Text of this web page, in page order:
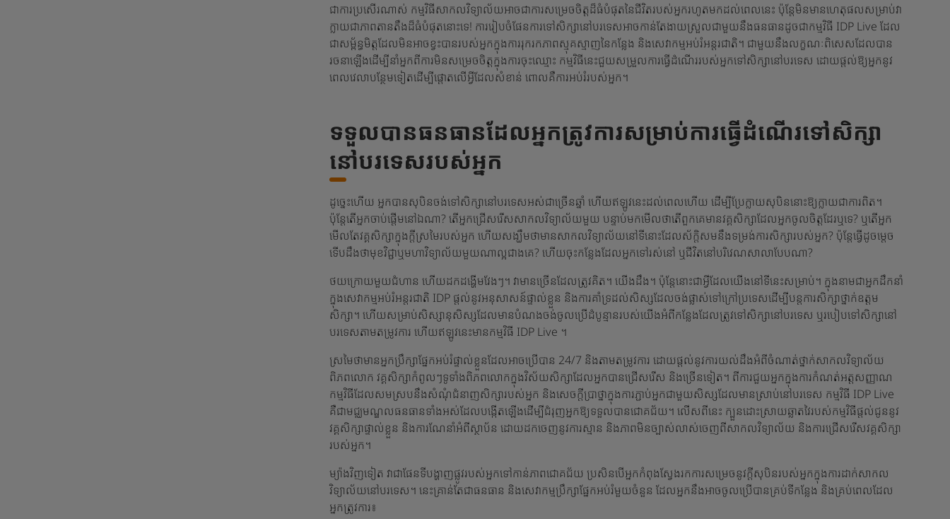
ជាការប្រសើរណាស់ កម្មវិធីសាកលវិទ្យាល័យអាចជាការសម្រេចចិត្តដ៏ធំបំផុតនៃជីវិតរបស់អ្នករហូតមកដល់ពេលនេះ ប៉ុន្តែមិនមានហេតុផលសម្រាប់វា
ក្លាយជាភាពតានតឹងដ៏ធំបំផុតនោះទេ! ការរៀបចំផែនការទៅសិក្សានៅបរទេសអាចកាន់តែងាយស្រួលជាមួយនឹងធនធានដូចជាកម្មវិធី IDP Live ដែល
ជាសម្ព័ន្ធមិត្តដែលមិនអាចខ្វះបានរបស់អ្នកក្នុងការរុករកភាពស្មុគស្មាញនៃកន្លែង និងសេវាកម្មអប់រំអន្តរជាតិ។ ជាមួយនឹងលក្ខណៈពិសេសដែលបាន
រចនាឡើងដើម្បីនាំអ្នកពីការមិនសម្រេចចិត្តក្នុងការចុះឈ្មោះ កម្មវិធីនេះជួយសម្រួលការធ្វើដំណើររបស់អ្នកទៅសិក្សានៅបរទេស ដោយផ្តល់ឱ្យអ្នកនូវ
ពេលវេលាបន្ថែមទៀតដើម្បីផ្តោតលើអ្វីដែលសំខាន់ ពោលគឺការអប់រំរបស់អ្នក។
ទទួលបានធនធានដែលអ្នកត្រូវការសម្រាប់ការធ្វើដំណើរទៅសិក្សា
នៅបរទេសរបស់អ្នក
ដូច្នេះហើយ អ្នកបានសុបិនចង់ទៅសិក្សានៅបរទេសអស់ជាច្រើនឆ្នាំ ហើយឥឡូវនេះដល់ពេលហើយ ដើម្បីប្រែក្លាយសុបិននោះឱ្យក្លាយជាការពិត។
ប៉ុន្តែតើអ្នកចាប់ផ្តើមនៅឯណា? តើអ្នកជ្រើសរើសសាកលវិទ្យាល័យមួយ បន្ទាប់មកមើលថាតើពួកគេមានវគ្គសិក្សាដែលអ្នកចូលចិត្តដែរឬទេ? ឬ​តើ​អ្នក​
មើល​តែ​វគ្គ​សិក្សា​ក្នុង​ក្តី​ស្រមៃ​របស់​អ្នក ហើយ​សង្ឃឹម​ថា​មាន​សាកលវិទ្យាល័យ​នៅ​ទីនោះ​ដែល​ស័ក្តិសម​នឹង​ទម្រង់​ការ​សិក្សា​របស់​អ្នក? ប៉ុន្តែ​ធ្វើ​ដូចម្តេច​
ទើប​ដឹង​ថា​មុខ​វិជ្ជា​ឬ​មហាវិទ្យាល័យ​មួយ​ណា​ល្អ​ជាង​គេ? ហើយ​ចុះ​កន្លែង​ដែល​អ្នក​ទៅ​រស់​នៅ ឬ​ជីវិត​នៅ​បរិវេណ​សាលា​បែប​ណា?
ថយក្រោយមួយជំហាន ហើយដកដង្ហើមវែងៗ។ វាមានច្រើនដែលត្រូវគិត។ យើងដឹង។ ប៉ុន្តែនោះជាអ្វីដែលយើងនៅទីនេះសម្រាប់។ ក្នុងនាមជាអ្នកដឹកនាំ
ក្នុងសេវាកម្មអប់រំអន្តរជាតិ IDP ផ្តល់នូវអនុសាសន៍ផ្ទាល់ខ្លួន និងការគាំទ្រដល់សិស្សដែលចង់ផ្លាស់ទៅក្រៅប្រទេសដើម្បីបន្តការសិក្សាថ្នាក់ឧត្តម
សិក្សា។ ហើយសម្រាប់សិស្សានុសិស្សដែលមានបំណងចង់ចូលប្រើដំបូន្មានរបស់យើងអំពីកន្លែងដែលត្រូវទៅសិក្សានៅបរទេស ឬរបៀបទៅសិក្សានៅ
បរទេសតាមតម្រូវការ ហើយឥឡូវនេះមានកម្មវិធី IDP Live ។
ស្រមៃថាមានអ្នកប្រឹក្សាផ្នែកអប់រំផ្ទាល់ខ្លួនដែលអាចប្រើបាន 24/7 និងតាមតម្រូវការ ដោយផ្តល់នូវការយល់ដឹងអំពីចំណាត់ថ្នាក់សាកលវិទ្យាល័យ
ពិភពលោក វគ្គសិក្សាកំពូលៗទូទាំងពិភពលោកក្នុងវិស័យសិក្សាដែលអ្នកបានជ្រើសរើស និងច្រើនទៀត។ ពីការជួយអ្នកក្នុងការកំណត់អត្តសញ្ញាណ
កម្មវិធីដែលសមស្របនឹងសំណុំជំនាញសិក្សារបស់អ្នក និងសេចក្តីប្រាថ្នាក្នុងការភ្ជាប់អ្នកជាមួយសិស្សដែលមានស្រាប់នៅបរទេស កម្មវិធី IDP Live
គឺជាមជ្ឈមណ្ឌលធនធានទាំងអស់ដែលបង្កើតឡើងដើម្បីជំរុញអ្នកឱ្យទទួលបានជោគជ័យ។ លើសពីនេះ ក្បួនដោះស្រាយឆ្លាតវៃរបស់កម្មវិធីផ្តល់ជូននូវ
វគ្គសិក្សាផ្ទាល់ខ្លួន និងការណែនាំអំពីស្ថាប័ន ដោយដកចេញនូវការស្មាន និងភាពមិនច្បាស់លាស់ចេញពីសាកលវិទ្យាល័យ និងការជ្រើសរើសវគ្គសិក្សា
របស់អ្នក។
ម្យ៉ាងវិញទៀត វាជាផែនទីបង្ហាញផ្លូវរបស់អ្នកទៅកាន់ភាពជោគជ័យ ប្រសិនបើអ្នកកំពុងស្វែងរកការសម្រេចនូវក្តីសុបិនរបស់អ្នកក្នុងការដាក់សាកល
វិទ្យាល័យនៅបរទេស។ នេះគ្រាន់តែជាធនធាន និងសេវាកម្មប្រឹក្សាផ្នែកអប់រំមួយចំនួន ដែលអ្នកនឹងអាចចូលប្រើបានគ្រប់ទីកន្លែង និងគ្រប់ពេលដែល
អ្នកត្រូវការ៖